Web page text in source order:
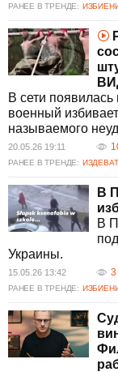
РАНЕЕ В ТРЕНДЕ:
В сети появилась
военный
называемого
20.05.26 19:11
РАНЕЕ В ТРЕНДЕ:
В
В
Украины.
15.05.26 13:42 3
РАНЕЕ В ТРЕНДЕ: